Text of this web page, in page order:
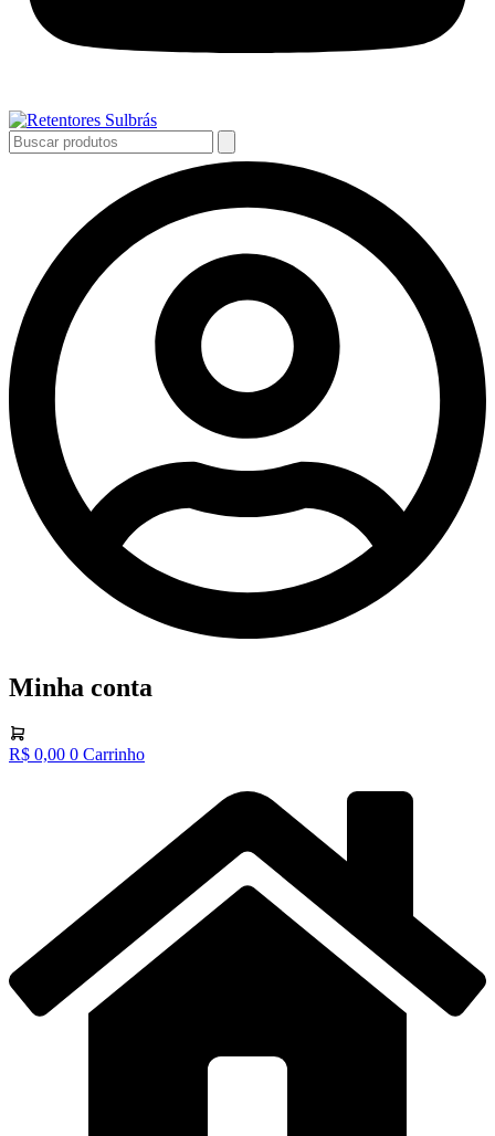
Minha conta
R$ 0,00 0 Carrinho